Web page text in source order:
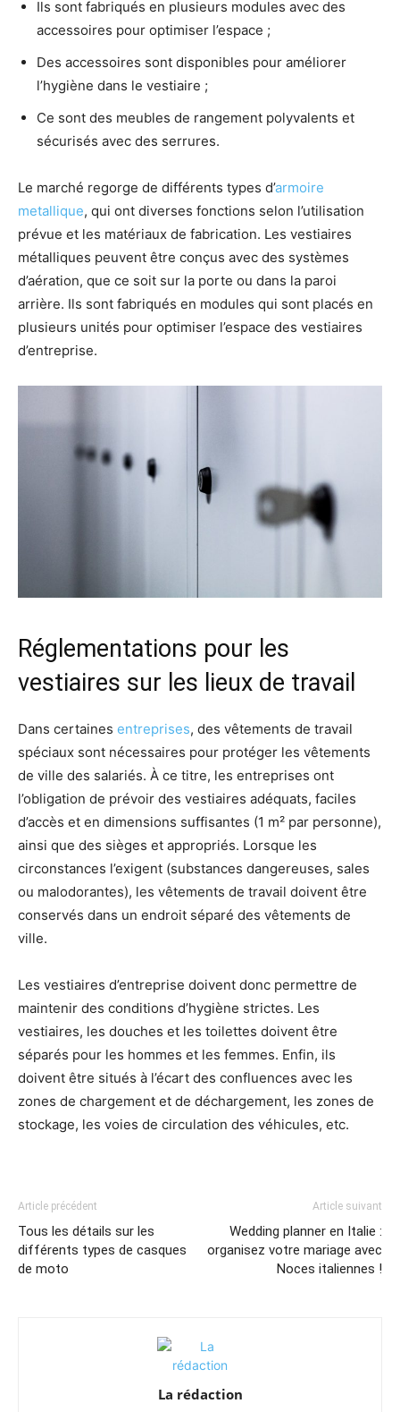
Ils sont fabriqués en plusieurs modules avec des
accessoires pour optimiser l’espace ;
Des accessoires sont disponibles pour améliorer
l’hygiène dans le vestiaire ;
Ce sont des meubles de rangement polyvalents et
sécurisés avec des serrures.
Le marché regorge de différents types d’armoire
metallique, qui ont diverses fonctions selon l’utilisation
prévue et les matériaux de fabrication. Les vestiaires
métalliques peuvent être conçus avec des systèmes
d’aération, que ce soit sur la porte ou dans la paroi
arrière. Ils sont fabriqués en modules qui sont placés en
plusieurs unités pour optimiser l’espace des vestiaires
d’entreprise.
Réglementations pour les
vestiaires sur les lieux de travail
Dans certaines entreprises, des vêtements de travail
spéciaux sont nécessaires pour protéger les vêtements
de ville des salariés. À ce titre, les entreprises ont
l’obligation de prévoir des vestiaires adéquats, faciles
d’accès et en dimensions suffisantes (1 m² par personne),
ainsi que des sièges et appropriés. Lorsque les
circonstances l’exigent (substances dangereuses, sales
ou malodorantes), les vêtements de travail doivent être
conservés dans un endroit séparé des vêtements de
ville.
Les vestiaires d’entreprise doivent donc permettre de
maintenir des conditions d’hygiène strictes. Les
vestiaires, les douches et les toilettes doivent être
séparés pour les hommes et les femmes. Enfin, ils
doivent être situés à l’écart des confluences avec les
zones de chargement et de déchargement, les zones de
stockage, les voies de circulation des véhicules, etc.
Article précédent
Tous les détails sur les
différents types de casques
de moto
Article suivant
Wedding planner en Italie :
organisez votre mariage avec
Noces italiennes !
La rédaction